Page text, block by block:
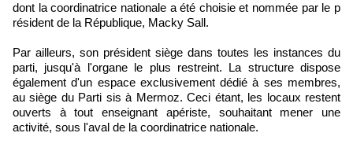
dont la coordinatrice nationale a été choisie et nommée par le p
résident de la République, Macky Sall.
Par ailleurs, son président siège dans toutes les instances du
parti, jusqu'à l'organe le plus restreint. La structure dispose
également d'un espace exclusivement dédié à ses membres,
au siège du Parti sis à Mermoz. Ceci étant, les locaux restent
ouverts à tout enseignant apériste, souhaitant mener une
activité, sous l'aval de la coordinatrice nationale.